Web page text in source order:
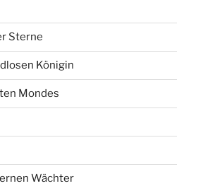
Sterne
Königin
Mondes
Wächter